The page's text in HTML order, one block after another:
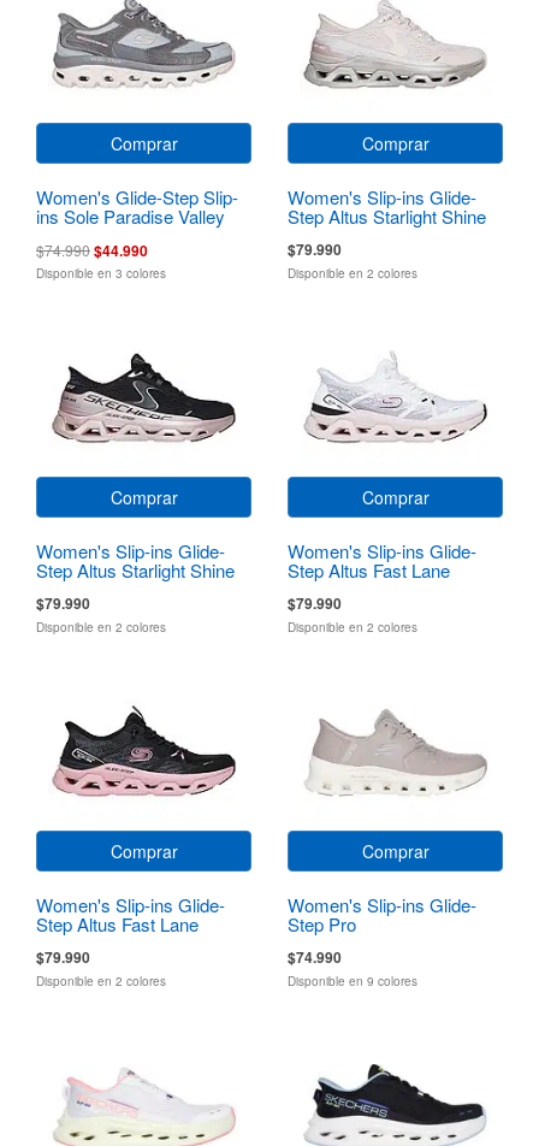
Comprar
Women's Glide-Step Slip-
ins Sole Paradise Valley
$74.990$44.990
Disponible en 3 colores
Comprar
Women's Slip-ins Glide-
Step Altus Starlight Shine
$79.990
Disponible en 2 colores
Comprar
Women's Slip-ins Glide-
Step Altus Starlight Shine
$79.990
Disponible en 2 colores
Comprar
Women's Slip-ins Glide-
Step Altus Fast Lane
$79.990
Disponible en 2 colores
Comprar
Women's Slip-ins Glide-
Step Altus Fast Lane
$79.990
Disponible en 2 colores
Comprar
Women's Slip-ins Glide-
Step Pro
$74.990
Disponible en 9 colores